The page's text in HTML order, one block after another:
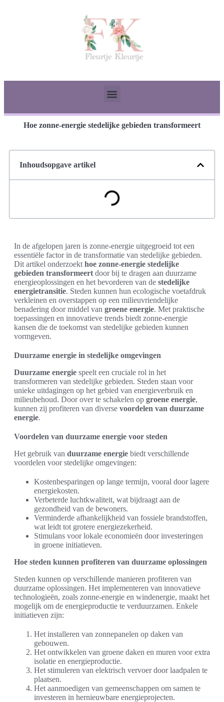
Hoe zonne-energie stedelijke gebieden transformeert
Inhoudsopgave artikel
In de afgelopen jaren is zonne-energie uitgegroeid tot een
essentiële factor in de transformatie van stedelijke gebieden.
Dit artikel onderzoekt hoe zonne-energie stedelijke
gebieden transformeert door bij te dragen aan duurzame
energieoplossingen en het bevorderen van de stedelijke
energietransitie. Steden kunnen hun ecologische voetafdruk
verkleinen en overstappen op een milieuvriendelijke
benadering door middel van groene energie. Met praktische
toepassingen en innovatieve trends biedt zonne-energie
kansen die de toekomst van stedelijke gebieden kunnen
vormgeven.
Duurzame energie in stedelijke omgevingen
Duurzame energie speelt een cruciale rol in het
transformeren van stedelijke gebieden. Steden staan voor
unieke uitdagingen op het gebied van energieverbruik en
milieubehoud. Door over te schakelen op groene energie,
kunnen zij profiteren van diverse voordelen van duurzame
energie.
Voordelen van duurzame energie voor steden
Het gebruik van duurzame energie biedt verschillende
voordelen voor stedelijke omgevingen:
Kostenbesparingen op lange termijn, vooral door lagere
energiekosten.
Verbeterde luchtkwaliteit, wat bijdraagt aan de
gezondheid van de bewoners.
Verminderde afhankelijkheid van fossiele brandstoffen,
wat leidt tot grotere energiezekerheid.
Stimulans voor lokale economieën door investeringen
in groene initiatieven.
Hoe steden kunnen profiteren van duurzame oplossingen
Steden kunnen op verschillende manieren profiteren van
duurzame oplossingen. Het implementeren van innovatieve
technologieën, zoals zonne-energie en windenergie, maakt het
mogelijk om de energieproductie te verduurzamen. Enkele
initiatieven zijn:
Het installeren van zonnepanelen op daken van
gebouwen.
Het ontwikkelen van groene daken en muren voor extra
isolatie en energieproductie.
Het stimuleren van elektrisch vervoer door laadpalen te
plaatsen.
Het aanmoedigen van gemeenschappen om samen te
investeren in hernieuwbare energieprojecten.